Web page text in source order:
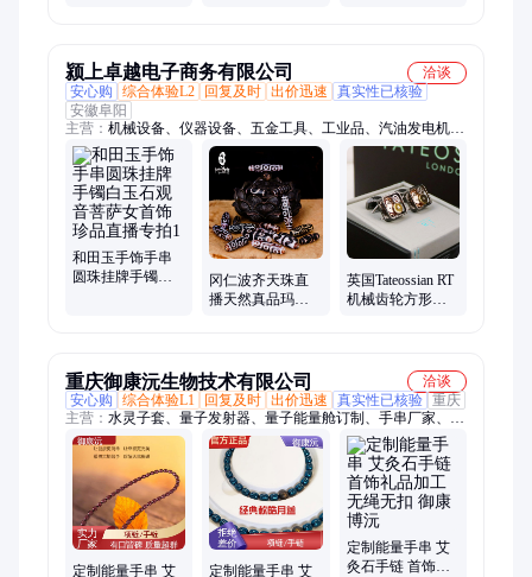
颍上卓越电子商务有限公司
洽谈
安心购
综合体验L2 回复及时 出价迅速
真实性已核验
安徽阜阳
主营： 机械设备、仪器设备、五金工具、工业品、汽油发电机、
手风琴、手机维修压屏机、深井泵、架子鼓、风力发电机、真空
干燥箱、气体灭火控制器、高压灭菌锅、电动抽油泵、车载吊
机、电动叉车、直流电源、和田玉、山水画、电子琴、小提琴、
离心风
和田玉手饰手串
圆珠挂牌手镯白
冈仁波齐天珠直
播天然真品玛瑙
英国Tateossian RT
机械齿轮方形袖
重庆御康沅生物技术有限公司
洽谈
安心购
综合体验L1 回复及时 出价迅速 真实性已核验 重庆
主营： 水灵子套、量子发射器、量子能量舱订制、手串厂家、芯
赫兹能量梳、人体量子舱、场导仪、金字塔、能量金字塔、生物
光子晶体、量子能量舱、量子能量载入舱
定制能量手串 艾 定制能量手串 艾
定制能量手串 艾
灸石手链 首饰礼